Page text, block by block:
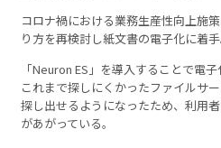
コロナ禍における業務生産性向上施
り方を再検討し紙文書の電子化に着手
「Neuron ES」を導入することで電
これまで探しにくかったファイルサ
探し出せるようになったため、利用
があがっている。